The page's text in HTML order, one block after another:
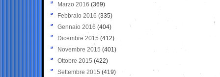
Marzo 2016 (369)
Febbraio 2016 (335)
Gennaio 2016 (404)
Dicembre 2015 (412)
Novembre 2015 (401)
Ottobre 2015 (422)
Settembre 2015 (419)